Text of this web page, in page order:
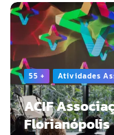
55 + Atividades
ACIF
Florianópolis